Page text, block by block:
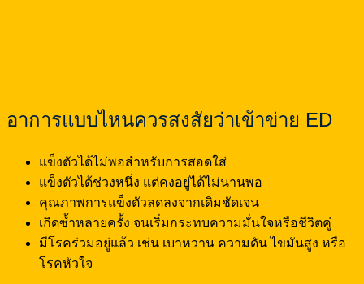
อาการแบบไหนควรสงสัยว่าเข้าข่าย ED
แข็งตัวได้ไม่พอสำหรับการสอดใส่
แข็งตัวได้ช่วงหนึ่ง แต่คงอยู่ได้ไม่นานพอ
คุณภาพการแข็งตัวลดลงจากเดิมชัดเจน
เกิดซ้ำหลายครั้ง จนเริ่มกระทบความมั่นใจหรือชีวิตคู่
มีโรคร่วมอยู่แล้ว เช่น เบาหวาน ความดัน ไขมันสูง หรือ
โรคหัวใจ